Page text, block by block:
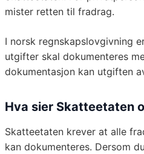
mister retten til fradrag.
I norsk regnskapslovgivning
utgifter skal dokumenteres
dokumentasjon kan utgiften
Hva sier Skatteetaten
Skatteetaten krever at alle
kan dokumenteres. Dersom